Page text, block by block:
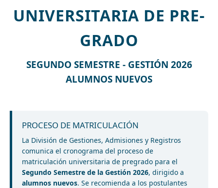
UNIVERSITARIA DE PRE-
GRADO
SEGUNDO SEMESTRE - GESTIÓN 2026
ALUMNOS NUEVOS
PROCESO DE MATRICULACIÓN
La División de Gestiones, Admisiones y Registros
comunica el cronograma del proceso de
matriculación universitaria de pregrado para el
Segundo Semestre de la Gestión 2026, dirigido a
alumnos nuevos. Se recomienda a los postulantes